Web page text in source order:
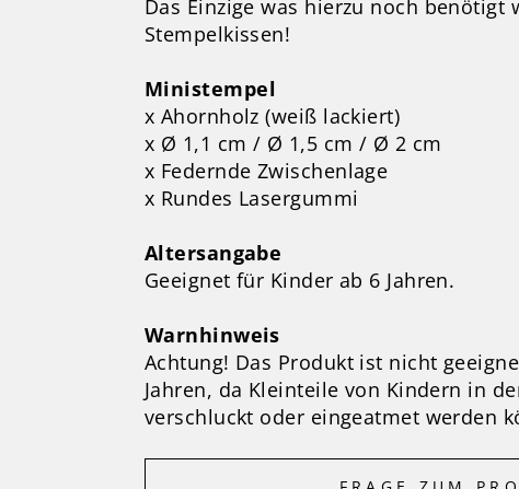
Das Einzige was hierzu noch benötigt
Stempelkissen!
Ministempel
x Ahornholz (weiß lackiert)
x Ø 1,1 cm / Ø 1,5 cm / Ø 2 cm
x Federnde Zwischenlage
x Rundes Lasergummi
Altersangabe
Geeignet für Kinder ab 6 Jahren.
Warnhinweis
Achtung! Das Produkt ist nicht
Jahren, da Kleinteile von Kindern in
verschluckt oder eingeatmet werden